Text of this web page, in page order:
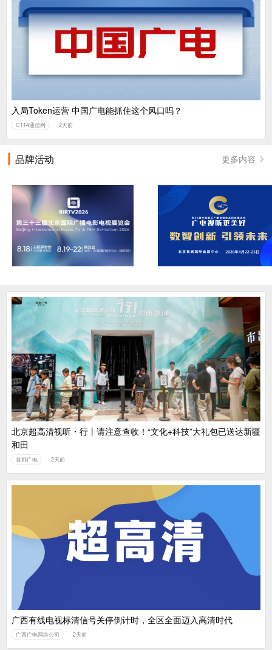
入局Token运营 中国广电能抓住这个风口吗？
C114通信网 2天前
品牌活动 更多内容
北京超高清视听・行丨请注意查收！“文化+科技”大礼包已送达新疆
和田
首都广电 2天前
广西有线电视标清信号关停倒计时，全区全面迈入高清时代
广西广电网络公司 2天前